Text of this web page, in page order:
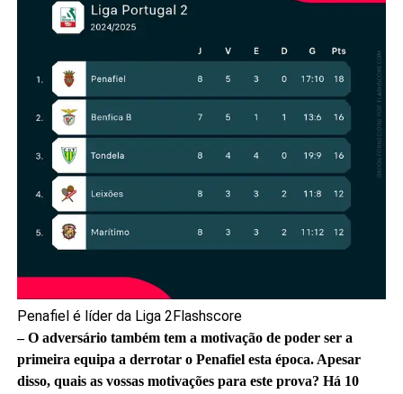
Penafiel é líder da Liga 2Flashscore
– O adversário também tem a motivação de poder ser a
primeira equipa a derrotar o Penafiel esta época. Apesar
disso, quais as vossas motivações para este prova? Há 10